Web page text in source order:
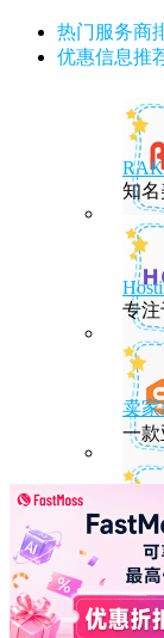
热门服务商
优惠信息推
知名
专注
卖
一
性